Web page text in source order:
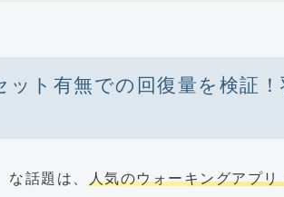
ト有無での回復量を検証！
話題は、 人気のウォーキングアプ